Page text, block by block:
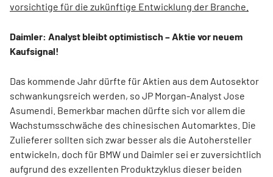
vorsichtige für die zukünftige Entwicklung der Branche.
Daimler: Analyst bleibt optimistisch – Aktie vor neuem
Kaufsignal!
Das kommende Jahr dürfte für Aktien aus dem Autosektor
schwankungsreich werden, so JP Morgan-Analyst Jose
Asumendi. Bemerkbar machen dürfte sich vor allem die
Wachstumsschwäche des chinesischen Automarktes. Die
Zulieferer sollten sich zwar besser als die Autohersteller
entwickeln, doch für BMW und Daimler sei er zuversichtlich
aufgrund des exzellenten Produktzyklus dieser beiden